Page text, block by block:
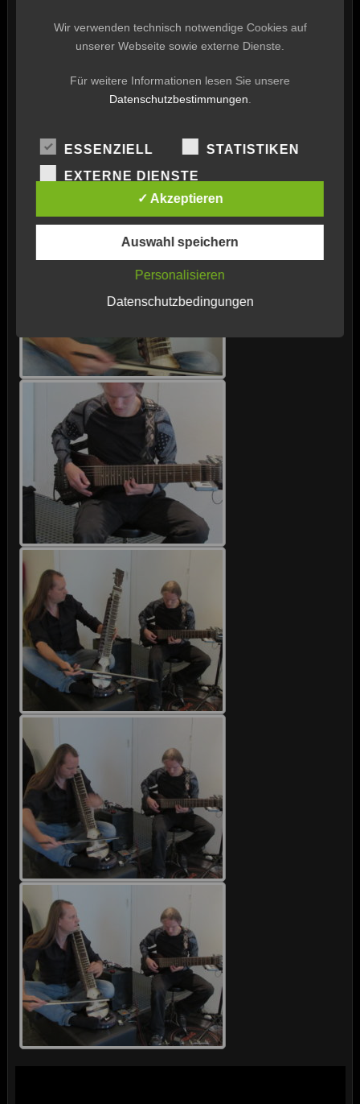
Wir verwenden technisch notwendige Cookies auf
unserer Webseite sowie externe Dienste.
Für weitere Informationen lesen Sie unsere
Datenschutzbestimmungen
ESSENZIELL
STATISTIKEN
EXTERNE DIENSTE
✓ Akzeptieren
Auswahl speichern
Personalisieren
Datenschutzbedingungen